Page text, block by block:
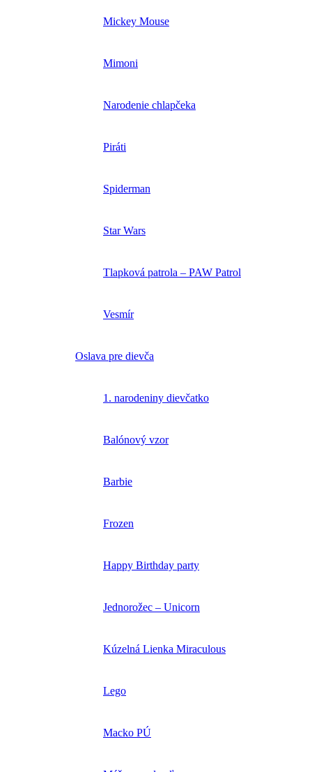
Mickey Mouse
Mimoni
Narodenie chlapčeka
Piráti
Spiderman
Star Wars
Tlapková patrola – PAW Patrol
Vesmír
Oslava pre dievča
1. narodeniny dievčatko
Balónový vzor
Barbie
Frozen
Happy Birthday party
Jednorožec – Unicorn
Kúzelná Lienka Miraculous
Lego
Macko PÚ